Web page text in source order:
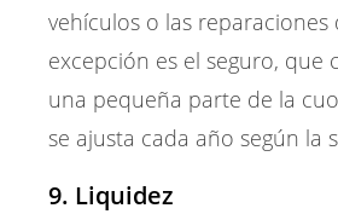
vehículos o las reparaciones
excepción es el seguro, que
una pequeña parte de la
se ajusta cada año según la
9. Liquidez